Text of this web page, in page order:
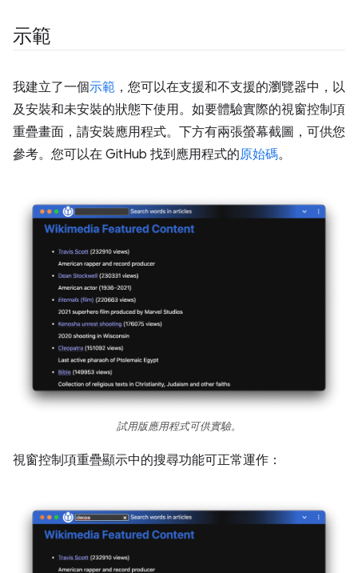
示範
我建立了一個示範 ，您可以在支援和不支援的瀏覽器中，以
及安裝和未安裝的狀態下使用。如要體驗實際的視窗控制項
重疊畫面，請安裝應用程式。下方有兩張螢幕截圖，可供您
參考。您可以在 GitHub 找到應用程式的原始碼。
試用版應用程式可供實驗。
視窗控制項重疊顯示中的搜尋功能可正常運作：